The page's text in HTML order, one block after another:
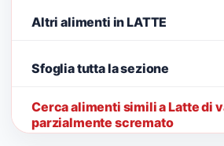
Altri alimenti in LATTE
Sfoglia tutta la sezione
Cerca alimenti simili a Latte di
parzialmente scremato